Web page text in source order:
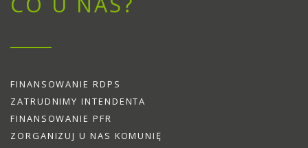
FINANSOWANIE RDPS
ZATRUDNIMY INTENDENTA
FINANSOWANIE PFR
ZORGANIZUJ U NAS KOMUNIĘ